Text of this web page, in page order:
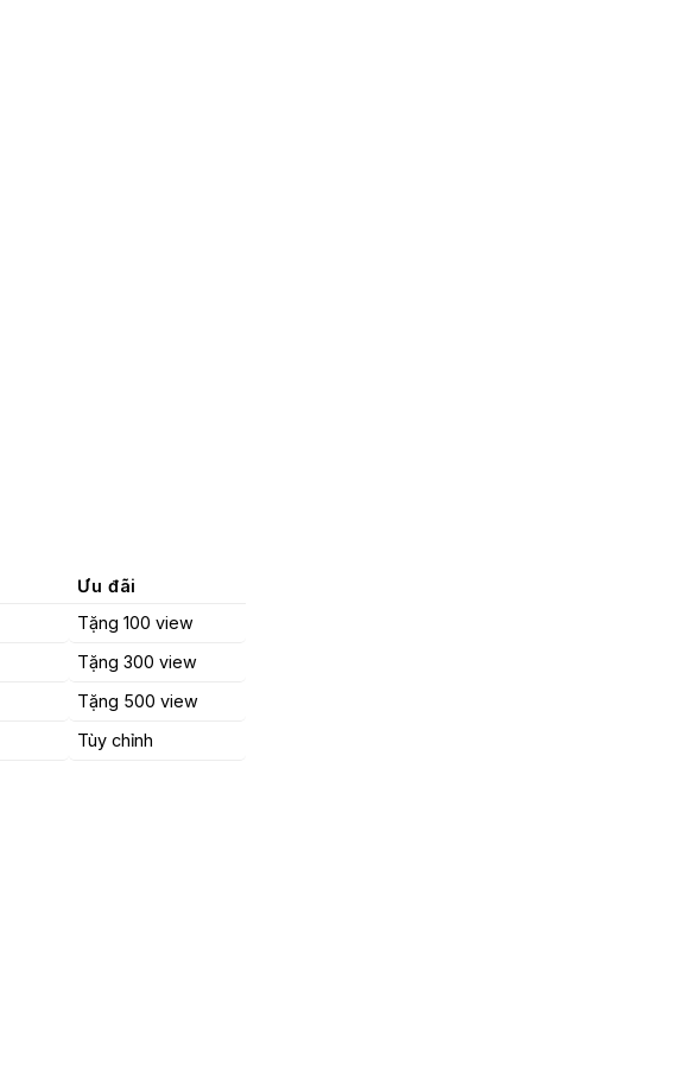
Ưu đãi
Tặng 100 view
Tặng 300 view
Tặng 500 view
Tùy chỉnh